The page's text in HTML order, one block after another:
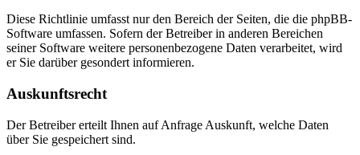
Diese Richtlinie umfasst nur den Bereich der Seiten, die die phpBB-
Software umfassen. Sofern der Betreiber in anderen Bereichen
seiner Software weitere personenbezogene Daten verarbeitet, wird
er Sie darüber gesondert informieren.
Auskunftsrecht
Der Betreiber erteilt Ihnen auf Anfrage Auskunft, welche Daten
über Sie gespeichert sind.